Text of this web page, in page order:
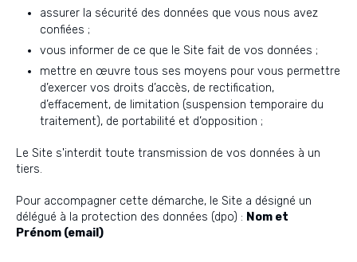
assurer la sécurité des données que vous nous avez
confiées ;
vous informer de ce que le Site fait de vos données ;
mettre en œuvre tous ses moyens pour vous permettre
d’exercer vos droits d’accès, de rectification,
d’effacement, de limitation (suspension temporaire du
traitement), de portabilité et d’opposition ;
Le Site s'interdit toute transmission de vos données à un
tiers.
Pour accompagner cette démarche, le Site a désigné un
délégué à la protection des données (dpo) : Nom et
Prénom (email)